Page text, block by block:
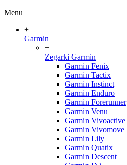
Menu
+
Garmin
+
Zegarki Garmin
Garmin Fenix
Garmin Tactix
Garmin Instinct
Garmin Enduro
Garmin Forerunner
Garmin Venu
Garmin Vivoactive
Garmin Vivomove
Garmin Lily
Garmin Quatix
Garmin Descent